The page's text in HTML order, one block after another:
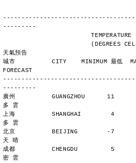
---------
天氣預告
城市          CITY    MINIMUM 最低
FORECAST
---------
廣州          GUANGZHOU      11
多 雲
上海          SHANGHAI        4
多 雲
北京          BEIJING        -7
天 晴
成都          CHENGDU         5
密 雲